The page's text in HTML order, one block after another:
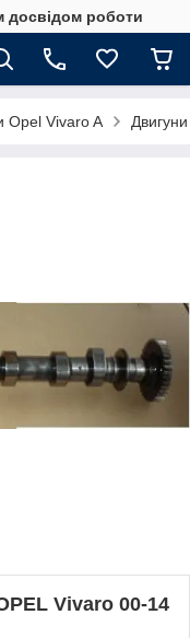
досвідом роботи
Opel Vivaro A
Vivaro 00-14